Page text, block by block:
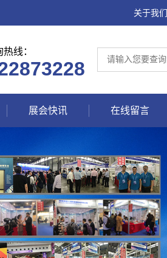
关于我们
线：
展会快讯 在线留言